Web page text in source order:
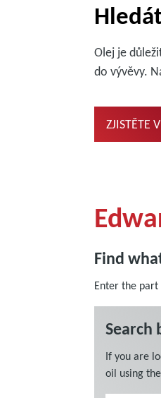
Olej je
do vývěvy.
ZJISTĚTE